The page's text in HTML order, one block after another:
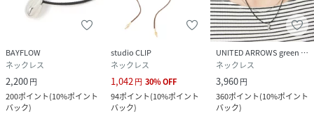
BAYFLOW
ネックレス
2,200円
200ポイント(10%ポイント
バック)
studio CLIP
ネックレス
1,042 円 30%OFF
94ポイント(10%ポイント
バック)
UNITED ARROWS green label relaxing
ネックレス
3,960円
360ポイント(10%ポイント
バック)